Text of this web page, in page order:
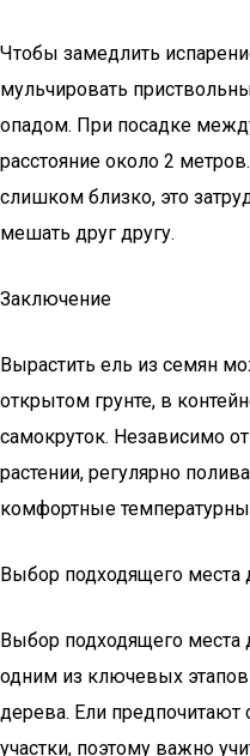
Чтобы замедлить
мульчировать
опадом. При посадке
расстояние около 2
слишком близко, это
мешать друг другу.
Заключение
Вырастить ель из семян
открытом грунте, в
самокруток. Независимо
растении, регулярно
комфортные
Выбор подходящего места
Выбор подходящего места
одним из ключевых
дерева. Ели предпочитают
участки, поэтому важно